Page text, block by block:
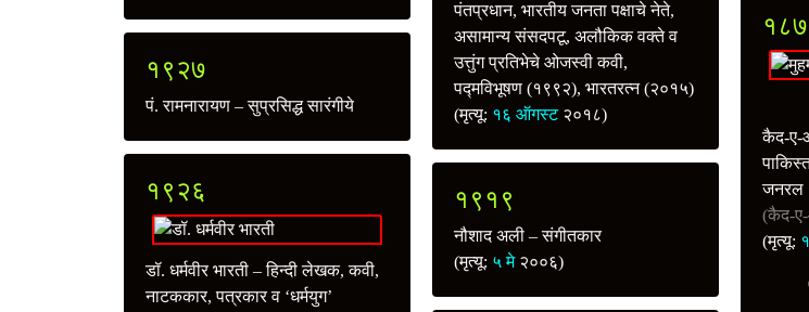
१९२७
पं. रामनारायण – सुप्रसिद्ध सारंगीये
१९२६
डॉ. धर्मवीर भारती – हिन्दी लेखक, कवी,
नाटककार, पत्रकार व ‘धर्मयुग’
पंतप्रधान, भारतीय जनता पक्षाचे नेते,
असामान्य संसदपटू, अलौकिक वक्ते व
उत्तुंग प्रतिभेचे ओजस्वी कवी,
पद्मविभूषण (१९९२), भारतरत्न (२०१५)
(मृत्यू: १६ ऑगस्ट २०१८)
१९१९
नौशाद अली – संगीतकार
(मृत्यू: ५ मे२००६)
कैद-ए-
जनरल
(कैद-
(मृत्यू: